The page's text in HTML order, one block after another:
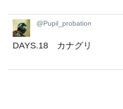
@Pupil_probation
DAYS.18 カナグリ